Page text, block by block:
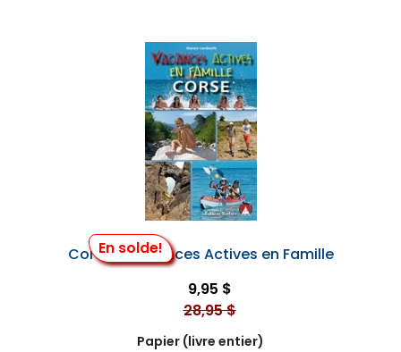
En solde!
Corse - Vacances Actives en Famille
9,95 $
28,95 $
Papier (livre entier)